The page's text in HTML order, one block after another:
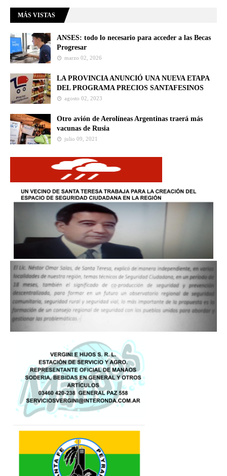
MÁS VISTAS
ANSES: todo lo necesario para acceder a las Becas
Progresar
marzo 02, 2026
LA PROVINCIA ANUNCIÓ UNA NUEVA ETAPA
DEL PROGRAMA PRECIOS SANTAFESINOS
agosto 02, 2023
Otro avión de Aerolíneas Argentinas traerá más
vacunas de Rusia
julio 09, 2021